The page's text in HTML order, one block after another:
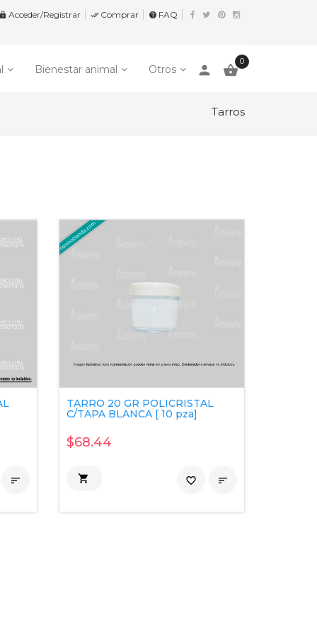
Acceder/Registrar  Comprar help FAQ
Bienestar animal Otros person 
0
Tarros

TARRO 20 GR POLICRISTAL
C/TAPA BLANCA [ 10 pza]
$68.44
 
favorite_border